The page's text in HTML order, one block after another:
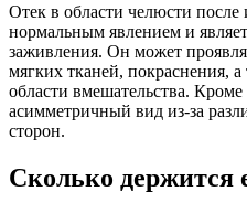
Отек в области челюсти после
нормальным явлением и
заживления. Он может
мягких тканей, покраснения,
области вмешательства.
асимметричный вид из-за
сторон.
Сколько держится